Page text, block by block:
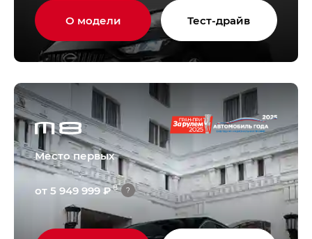
О модели Тест-драйв
от 5 949 999 ₽8 ?
Место первых